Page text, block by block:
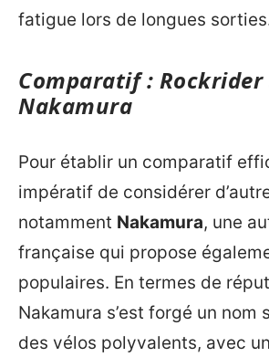
fatigue lors de longues
Comparatif : Rockrider
Nakamura
Pour établir un comparatif
impératif de considérer
notamment Nakamura, une
française qui propose
populaires. En termes de
Nakamura s’est forgé un nom
des vélos polyvalents, avec